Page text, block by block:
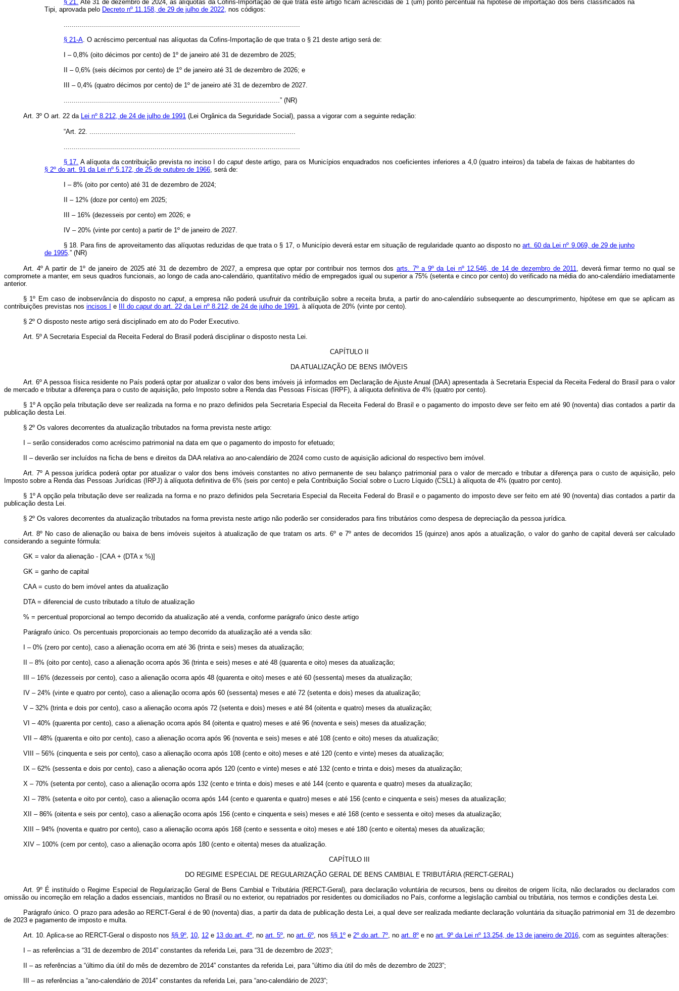
§ 21. Até 31 de dezembro de 2024, as alíquotas da Cofins-Importação de que trata este artigo ficam acrescidas de 1 (um) ponto percentual na hipótese de importação dos bens classificados na
Tipi, aprovada pelo Decreto nº 11.158, de 29 de julho de 2022, nos códigos:
.....................................................................................................................
§ 21-A. O acréscimo percentual nas alíquotas da Cofins-Importação de que trata o § 21 deste artigo será de:
I – 0,8% (oito décimos por cento) de 1º de janeiro até 31 de dezembro de 2025;
II – 0,6% (seis décimos por cento) de 1º de janeiro até 31 de dezembro de 2026; e
III – 0,4% (quatro décimos por cento) de 1º de janeiro até 31 de dezembro de 2027.
...........................................................................................................” (NR)
Art. 3º O art. 22 da Lei nº 8.212, de 24 de julho de 1991 (Lei Orgânica da Seguridade Social), passa a vigorar com a seguinte redação:
“Art. 22. ......................................................................................................
.....................................................................................................................
§ 17. A alíquota da contribuição prevista no inciso I docaput deste artigo, para os Municípios enquadrados nos coeficientes inferiores a 4,0 (quatro inteiros) da tabela de faixas de habitantes do
§ 2º do art. 91 da Lei nº 5.172, de 25 de outubro de 1966, será de:
I – 8% (oito por cento) até 31 de dezembro de 2024;
II – 12% (doze por cento) em 2025;
III – 16% (dezesseis por cento) em 2026; e
IV – 20% (vinte por cento) a partir de 1º de janeiro de 2027.
§ 18. Para fins de aproveitamento das alíquotas reduzidas de que trata o § 17, o Município deverá estar em situação de regularidade quanto ao disposto no art. 60 da Lei nº 9.069, de 29 de junho
de 1995.” (NR)
Art. 4º A partir de 1º de janeiro de 2025 até 31 de dezembro de 2027, a empresa que optar por contribuir nos termos dos arts. 7º a 9º da Lei nº 12.546, de 14 de dezembro de 2011, deverá firmar termo no qual se
compromete a manter, em seus quadros funcionais, ao longo de cada ano-calendário, quantitativo médio de empregados igual ou superior a 75% (setenta e cinco por cento) do verificado na média do ano-calendário imediatamente
anterior.
§ 1º Em caso de inobservância do disposto no caput, a empresa não poderá usufruir da contribuição sobre a receita bruta, a partir do ano-calendário subsequente ao descumprimento, hipótese em que se aplicam as
contribuições previstas nos incisos I e III do caput do art. 22 da Lei nº 8.212, de 24 de julho de 1991, à alíquota de 20% (vinte por cento).
§ 2º O disposto neste artigo será disciplinado em ato do Poder Executivo.
Art. 5º A Secretaria Especial da Receita Federal do Brasil poderá disciplinar o disposto nesta Lei.
CAPÍTULO II
DA ATUALIZAÇÃO DE BENS IMÓVEIS
Art. 6º A pessoa física residente no País poderá optar por atualizar o valor dos bens imóveis já informados em Declaração de Ajuste Anual (DAA) apresentada à Secretaria Especial da Receita Federal do Brasil para o valor
de mercado e tributar a diferença para o custo de aquisição, pelo Imposto sobre a Renda das Pessoas Físicas (IRPF), à alíquota definitiva de 4% (quatro por cento).
§ 1º A opção pela tributação deve ser realizada na forma e no prazo definidos pela Secretaria Especial da Receita Federal do Brasil e o pagamento do imposto deve ser feito em até 90 (noventa) dias contados a partir da
publicação desta Lei.
§ 2º Os valores decorrentes da atualização tributados na forma prevista neste artigo:
I – serão considerados como acréscimo patrimonial na data em que o pagamento do imposto for efetuado;
II – deverão ser incluídos na ficha de bens e direitos da DAA relativa ao ano-calendário de 2024 como custo de aquisição adicional do respectivo bem imóvel.
Art. 7º A pessoa jurídica poderá optar por atualizar o valor dos bens imóveis constantes no ativo permanente de seu balanço patrimonial para o valor de mercado e tributar a diferença para o custo de aquisição, pelo
Imposto sobre a Renda das Pessoas Jurídicas (IRPJ) à alíquota definitiva de 6% (seis por cento) e pela Contribuição Social sobre o Lucro Líquido (CSLL) à alíquota de 4% (quatro por cento).
§ 1º A opção pela tributação deve ser realizada na forma e no prazo definidos pela Secretaria Especial da Receita Federal do Brasil e o pagamento do imposto deve ser feito em até 90 (noventa) dias contados a partir da
publicação desta Lei.
§ 2º Os valores decorrentes da atualização tributados na forma prevista neste artigo não poderão ser considerados para fins tributários como despesa de depreciação da pessoa jurídica.
Art. 8º No caso de alienação ou baixa de bens imóveis sujeitos à atualização de que tratam os arts. 6º e 7º antes de decorridos 15 (quinze) anos após a atualização, o valor do ganho de capital deverá ser calculado
considerando a seguinte fórmula:
GK = valor da alienação - [CAA + (DTA x %)]
GK = ganho de capital
CAA = custo do bem imóvel antes da atualização
DTA = diferencial de custo tributado a título de atualização
% = percentual proporcional ao tempo decorrido da atualização até a venda, conforme parágrafo único deste artigo
Parágrafo único. Os percentuais proporcionais ao tempo decorrido da atualização até a venda são:
I – 0% (zero por cento), caso a alienação ocorra em até 36 (trinta e seis) meses da atualização;
II – 8% (oito por cento), caso a alienação ocorra após 36 (trinta e seis) meses e até 48 (quarenta e oito) meses da atualização;
III – 16% (dezesseis por cento), caso a alienação ocorra após 48 (quarenta e oito) meses e até 60 (sessenta) meses da atualização;
IV – 24% (vinte e quatro por cento), caso a alienação ocorra após 60 (sessenta) meses e até 72 (setenta e dois) meses da atualização;
V – 32% (trinta e dois por cento), caso a alienação ocorra após 72 (setenta e dois) meses e até 84 (oitenta e quatro) meses da atualização;
VI – 40% (quarenta por cento), caso a alienação ocorra após 84 (oitenta e quatro) meses e até 96 (noventa e seis) meses da atualização;
VII – 48% (quarenta e oito por cento), caso a alienação ocorra após 96 (noventa e seis) meses e até 108 (cento e oito) meses da atualização;
VIII – 56% (cinquenta e seis por cento), caso a alienação ocorra após 108 (cento e oito) meses e até 120 (cento e vinte) meses da atualização;
IX – 62% (sessenta e dois por cento), caso a alienação ocorra após 120 (cento e vinte) meses e até 132 (cento e trinta e dois) meses da atualização;
X – 70% (setenta por cento), caso a alienação ocorra após 132 (cento e trinta e dois) meses e até 144 (cento e quarenta e quatro) meses da atualização;
XI – 78% (setenta e oito por cento), caso a alienação ocorra após 144 (cento e quarenta e quatro) meses e até 156 (cento e cinquenta e seis) meses da atualização;
XII – 86% (oitenta e seis por cento), caso a alienação ocorra após 156 (cento e cinquenta e seis) meses e até 168 (cento e sessenta e oito) meses da atualização;
XIII – 94% (noventa e quatro por cento), caso a alienação ocorra após 168 (cento e sessenta e oito) meses e até 180 (cento e oitenta) meses da atualização;
XIV – 100% (cem por cento), caso a alienação ocorra após 180 (cento e oitenta) meses da atualização.
CAPÍTULO III
DO REGIME ESPECIAL DE REGULARIZAÇÃO GERAL DE BENS CAMBIAL E TRIBUTÁRIA (RERCT-GERAL)
Art. 9º É instituído o Regime Especial de Regularização Geral de Bens Cambial e Tributária (RERCT-Geral), para declaração voluntária de recursos, bens ou direitos de origem lícita, não declarados ou declarados com
omissão ou incorreção em relação a dados essenciais, mantidos no Brasil ou no exterior, ou repatriados por residentes ou domiciliados no País, conforme a legislação cambial ou tributária, nos termos e condições desta Lei.
Parágrafo único. O prazo para adesão ao RERCT-Geral é de 90 (noventa) dias, a partir da data de publicação desta Lei, a qual deve ser realizada mediante declaração voluntária da situação patrimonial em 31 de dezembro
de 2023 e pagamento de imposto e multa.
Art. 10. Aplica-se ao RERCT-Geral o disposto nos §§ 9º, 10, 12 e 13 do art. 4º, no art. 5º, no art. 6º, nos §§ 1º e 2º do art. 7º, no art. 8º e no art. 9º da Lei nº 13.254, de 13 de janeiro de 2016, com as seguintes alterações:
I – as referências a “31 de dezembro de 2014” constantes da referida Lei, para “31 de dezembro de 2023”;
II – as referências a “último dia útil do mês de dezembro de 2014” constantes da referida Lei, para “último dia útil do mês de dezembro de 2023”;
III – as referências a “ano-calendário de 2014” constantes da referida Lei, para “ano-calendário de 2023”;